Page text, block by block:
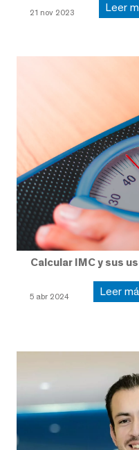
21 nov 2023 Leer
Calcular IMC y sus
5 abr 2024 Leer